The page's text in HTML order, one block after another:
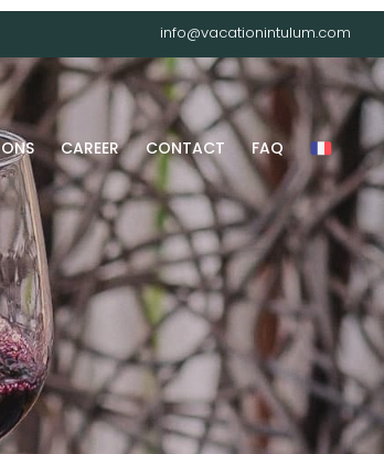
info@vacationintulum.com
CAREER CONTACT FAQ